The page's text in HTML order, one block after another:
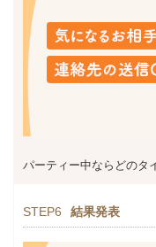
パーティー中ならどのタ
STEP6 結果発表